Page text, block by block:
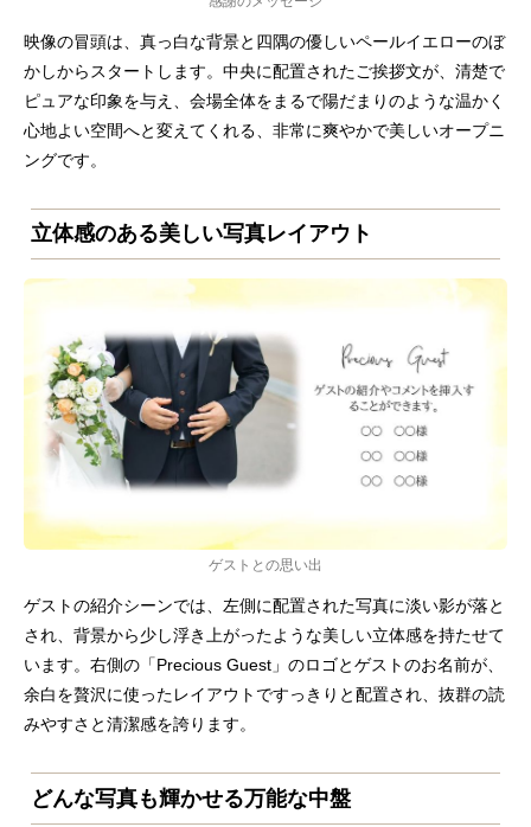
映像の冒頭は、真っ白な背景と四隅の優しいペールイエローのぼ
かしからスタートします。中央に配置されたご挨拶文が、清楚で
ピュアな印象を与え、会場全体をまるで陽だまりのような温かく
心地よい空間へと変えてくれる、非常に爽やかで美しいオープニ
ングです。
立体感のある美しい写真レイアウト
ゲストとの思い出
ゲストの紹介シーンでは、左側に配置された写真に淡い影が落と
され、背景から少し浮き上がったような美しい立体感を持たせて
います。右側の「Precious Guest」のロゴとゲストのお名前が、
余白を贅沢に使ったレイアウトですっきりと配置され、抜群の読
みやすさと清潔感を誇ります。
どんな写真も輝かせる万能な中盤